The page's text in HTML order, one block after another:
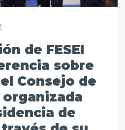
de FESEI
sobre
Consejo de
de